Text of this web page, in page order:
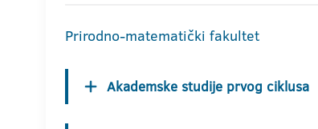
Prirodno-matematički fakultet
Akademske studije prvog ciklusa